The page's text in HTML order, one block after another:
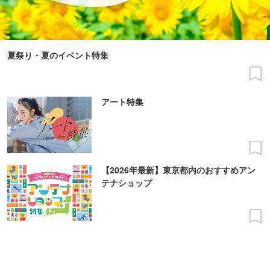
夏祭り・夏のイベント特集
アート特集
【2026年最新】東京都内のおすすめアン
テナショップ